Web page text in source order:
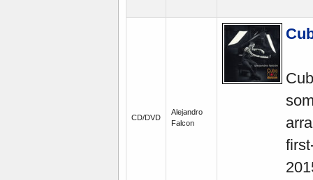
CD/DVD
Alejandro
Falcon